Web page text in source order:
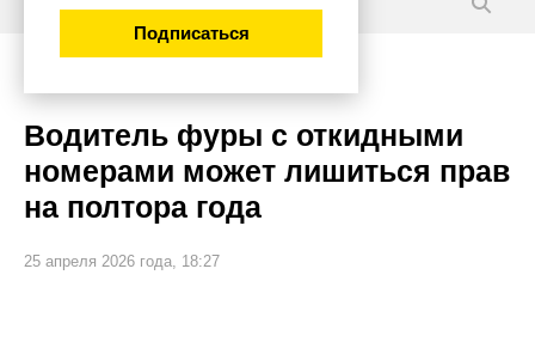
Водитель фуры с откидными
номерами может лишиться прав
на полтора года
25 апреля 2026 года, 18:27
Подписаться